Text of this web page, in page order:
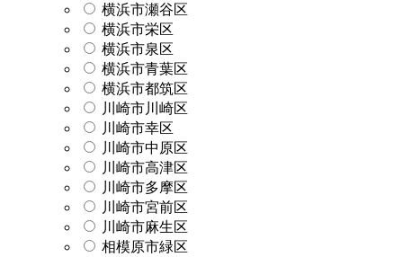
横浜市瀬谷区
横浜市栄区
横浜市泉区
横浜市青葉区
横浜市都筑区
川崎市川崎区
川崎市幸区
川崎市中原区
川崎市高津区
川崎市多摩区
川崎市宮前区
川崎市麻生区
相模原市緑区